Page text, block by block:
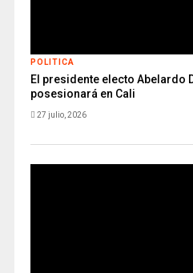
POLITICA
El presidente electo Abelardo
posesionará en Cali
27 julio, 2026